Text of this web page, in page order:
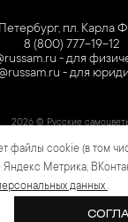
пл. Карла
8 (800) 777-19-12
- для
- для
2026 © Русские
публичной офертой. Цены
на сайте о товаре
делать оферты
Гражданского кодекса РФ.
файлы cookie (в том
Метрика,
данных .